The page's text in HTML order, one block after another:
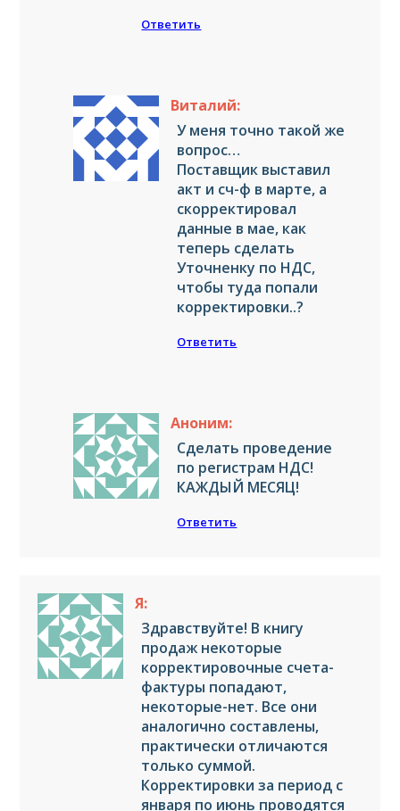
Ответить
Виталий:
У меня точно такой же
вопрос…
Поставщик выставил
акт и сч-ф в марте, а
скорректировал
данные в мае, как
теперь сделать
Уточненку по НДС,
чтобы туда попали
корректировки..?
Ответить
Аноним:
Сделать проведение
по регистрам НДС!
КАЖДЫЙ МЕСЯЦ!
Ответить
Я:
Здравствуйте! В книгу
продаж некоторые
корректировочные счета-
фактуры попадают,
некоторые-нет. Все они
аналогично составлены,
практически отличаются
только суммой.
Корректировки за период с
января по июнь проводятся